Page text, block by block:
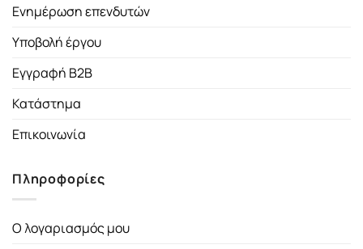
Ενημέρωση επενδυτών
Υποβολή έργου
Εγγραφή B2B
Κατάστημα
Επικοινωνία
Πληροφορίες
Ο λογαριασμός μου